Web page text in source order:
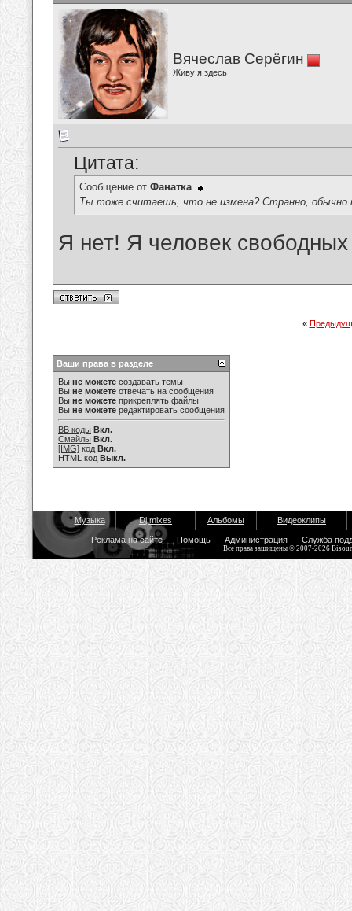
Вячеслав Серёгин
Живу я здесь
Цитата:
Сообщение от Фанатка
Ты тоже считаешь, что не измена? Странно, обычно
Я нет! Я человек
«
Ваши права в разделе
Вы не можете создавать темы
Вы не можете отвечать на сообщения
Вы не можете прикреплять файлы
Вы не можете редактировать сообщения
BB коды Вкл.
Смайлы Вкл.
[IMG] код Вкл.
HTML код Выкл.
Музыка Dj mixes Альбомы Видеоклипы
Реклама на сайте Помощь Администрация Служба
Все права защищены © 2007-2026